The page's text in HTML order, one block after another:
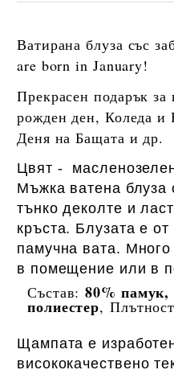
Ватирана блуза със
are born in January!
Прекрасен подарък
рожден ден, Коледа и
Деня на
Цвят -
Мъжка ватена блуза
тънко деколте и
кръста. Блузата е
памучна вата.
в помещение или в
Състав:80% памук,
полиестер,
Щампата е
висококачествено